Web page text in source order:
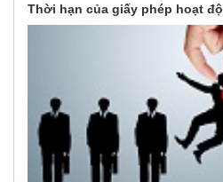
Thời hạn của giấy phép hoạt